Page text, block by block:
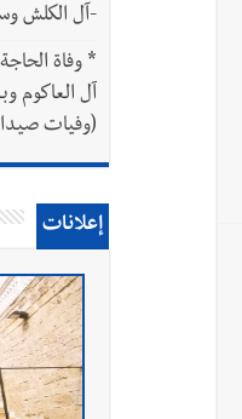
-آل الكلش
*
آل العاكوم
(وفيات
إعلانات